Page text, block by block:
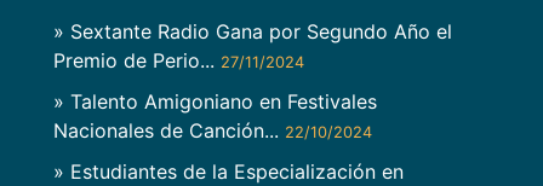
» Sextante Radio Gana por Segundo Año el
Premio de Perio... 27/11/2024
» Talento Amigoniano en Festivales
Nacionales de Canción... 22/10/2024
» Estudiantes de la Especialización en